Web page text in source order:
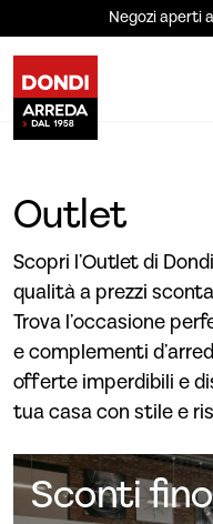
Negozi aperti
Outlet
Scopri l’Outlet di
qualità a prezzi
Trova l’occasione
e complementi
offerte imperdibili e
tua casa con stile e
Sconti